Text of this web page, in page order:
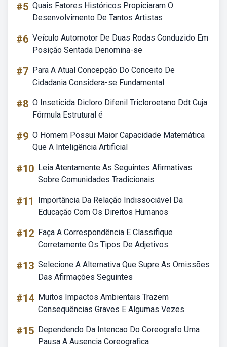
#5 Quais Fatores Históricos Propiciaram O
Desenvolvimento De Tantos Artistas
#6 Veículo Automotor De Duas Rodas Conduzido Em
Posição Sentada Denomina-se
#7 Para A Atual Concepção Do Conceito De
Cidadania Considera-se Fundamental
#8 O Inseticida Dicloro Difenil Tricloroetano Ddt Cuja
Fórmula Estrutural é
#9 O Homem Possui Maior Capacidade Matemática
Que A Inteligência Artificial
#10 Leia Atentamente As Seguintes Afirmativas
Sobre Comunidades Tradicionais
#11
Importância Da Relação Indissociável Da
Educação Com Os Direitos Humanos
#12 Faça A Correspondência E Classifique
Corretamente Os Tipos De Adjetivos
#13 Selecione A Alternativa Que Supre As Omissões
Das Afirmações Seguintes
#14 Muitos Impactos Ambientais Trazem
Consequências Graves E Algumas Vezes
#15 Dependendo Da Intencao Do Coreografo Uma
Pausa A Ausencia Coreografica